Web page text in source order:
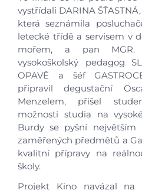
vystřídali DARINA
která seznámila
letecké třídě a servisem v
mořem, a pan MGR.
vysokoškolský pedagog
OPAVĚ a šéf
připravil degustační
Menzelem, přišel
možnosti studia na
Burdy se pyšní největším
zaměřených předmětů a
kvalitní přípravy na
školy.
Projekt Kino navázal na